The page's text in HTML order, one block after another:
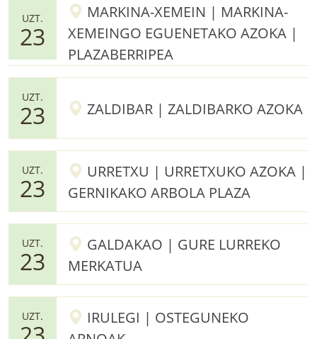
UZT.
23
MARKINA-XEMEIN | MARKINA-
XEMEINGO EGUENETAKO AZOKA |
PLAZABERRIPEA
UZT.
23 ZALDIBAR | ZALDIBARKO AZOKA
UZT.
23
URRETXU | URRETXUKO AZOKA |
GERNIKAKO ARBOLA PLAZA
UZT.
23
GALDAKAO | GURE LURREKO
MERKATUA
UZT.
IRULEGI | OSTEGUNEKO